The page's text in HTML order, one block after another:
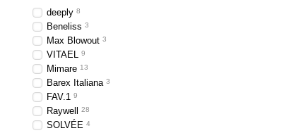
deeply 8
Beneliss 3
Max Blowout 3
VITAEL 9
Mimare 13
Barex Italiana 3
FAV.1 9
Raywell 28
SOLVÉE 4